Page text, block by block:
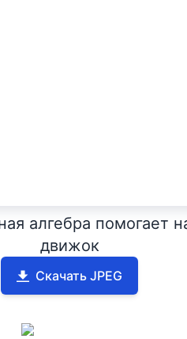
алгебра помогает
движок
Скачать JPEG